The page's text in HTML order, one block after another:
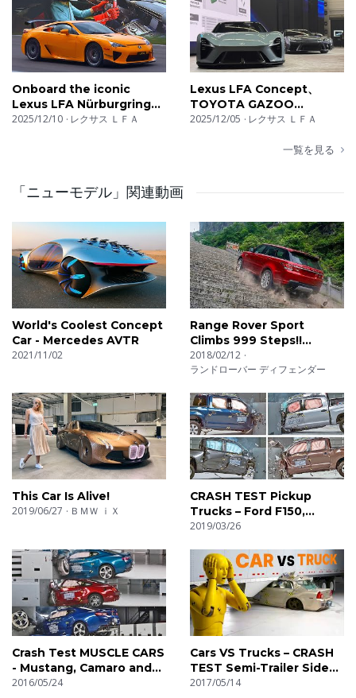
Onboard the iconic
Lexus LFA Nürburgring
Edition feat. RAW V10
2025/12/10 レクサス ＬＦＡ
Lexus LFA Concept、
TOYOTA GAZOO
Racing、「GR GT」、「GR
2025/12/05 レクサス ＬＦＡ
一覧を見る
「ニューモデル」関連動画
World's Coolest Concept
Car - Mercedes AVTR
2021/11/02
Range Rover Sport
Climbs 999 Steps!!
Dragon Challenge
2018/02/12
ランドローバー ディフェンダー
This Car Is Alive!
2019/06/27 ＢＭＷ ｉＸ
CRASH TEST Pickup
Trucks – Ford F150,
Toyota Tundra, RAM
2019/03/26
Crash Test MUSCLE CARS
- Mustang, Camaro and
Challenger
2016/05/24
Cars VS Trucks – CRASH
TEST Semi-Trailer Side
Underride
2017/05/14